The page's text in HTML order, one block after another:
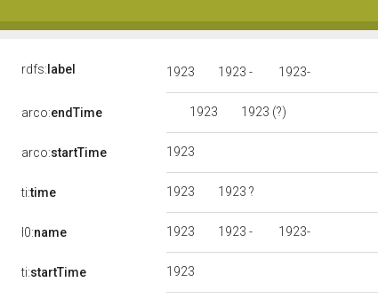
rdfs: label 1923 1923 - 1923-
arco:endTime 1923 1923 (?)
arco:startTime 1923
ti:time 1923 1923 ?
l0:name 1923 1923 - 1923-
ti:startTime 1923